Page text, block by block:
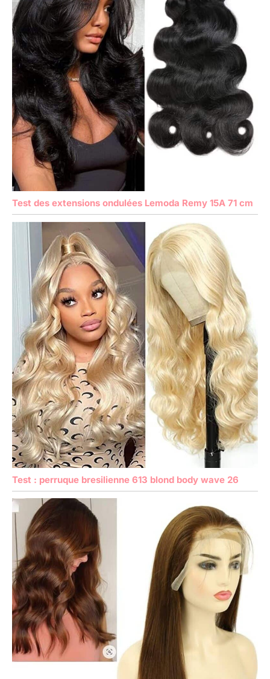
Test des extensions ondulées Lemoda Remy 15A 71 cm
Test : perruque bresilienne 613 blond body wave 26